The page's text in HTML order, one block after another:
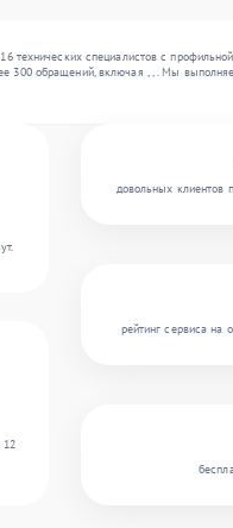
технических специалистов с профильной
300 обращений, включая , , . Мы
12
довольных клиентов
рейтинг сервиса на